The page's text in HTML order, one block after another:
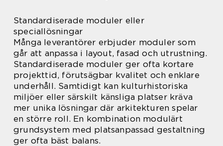
Standardiserade moduler eller
speciallösningar
Många leverantörer erbjuder moduler som
går att anpassa i layout, fasad och utrustning.
Standardiserade moduler ger ofta kortare
projekttid, förutsägbar kvalitet och enklare
underhåll. Samtidigt kan kulturhistoriska
miljöer eller särskilt känsliga platser kräva
mer unika lösningar där arkitekturen spelar
en större roll. En kombination modulärt
grundsystem med platsanpassad gestaltning
ger ofta bäst balans.